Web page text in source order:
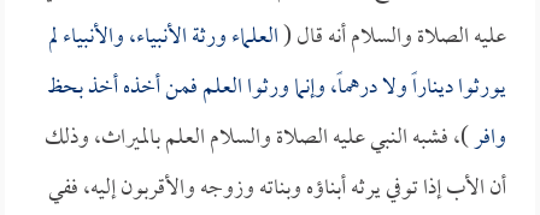
عليه الصلاة والسلام أنه قال (العلماء ورثة الأنبياء، والأنبياء لم
يورثوا ديناراً ولا درهماً، وإنما ورثوا العلم فمن أخذه أخذ بحظ
وافر)، فشبه النبي عليه الصلاة والسلام العلم بالميراث، وذلك
أن الأب إذا توفي يرثه أبناؤه وبناته وزوجه والأقربون إليه، ففي